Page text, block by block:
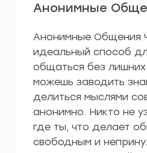
Анонимные
Анонимные Общения
идеальный способ
общаться без
можешь заводить
делиться мыслями
анонимно. Никто не
где ты, что делает
свободным и